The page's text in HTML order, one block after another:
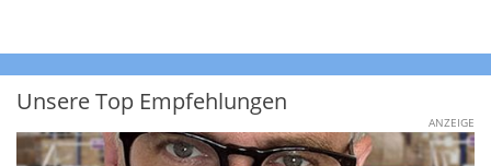
Unsere Top Empfehlungen
ANZEIGE